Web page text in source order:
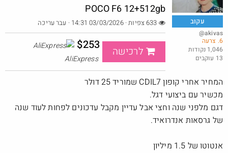
באג? רק לפריים - משלוח חינם ללא הגבלת 49$
@No_but_yeah_but_no_
Amazon
עקוב
@akivas
6. צרעה
1,046 נקודות
13 עוקבים
POCO F6 12+512gb
· עבר עריכה
לרכישה $253
AliExpress
המחיר אחרי קופון CDIL7 שמוריד 25 דולר
מכשיר עם ביצועי דגל.
דגם מלפני שנה וחצי אבל עדיין מקבל עדכונים לפחות לעוד שנה
של גרסאות אנדרואיד.
אנטוטו של 1.5 מיליון